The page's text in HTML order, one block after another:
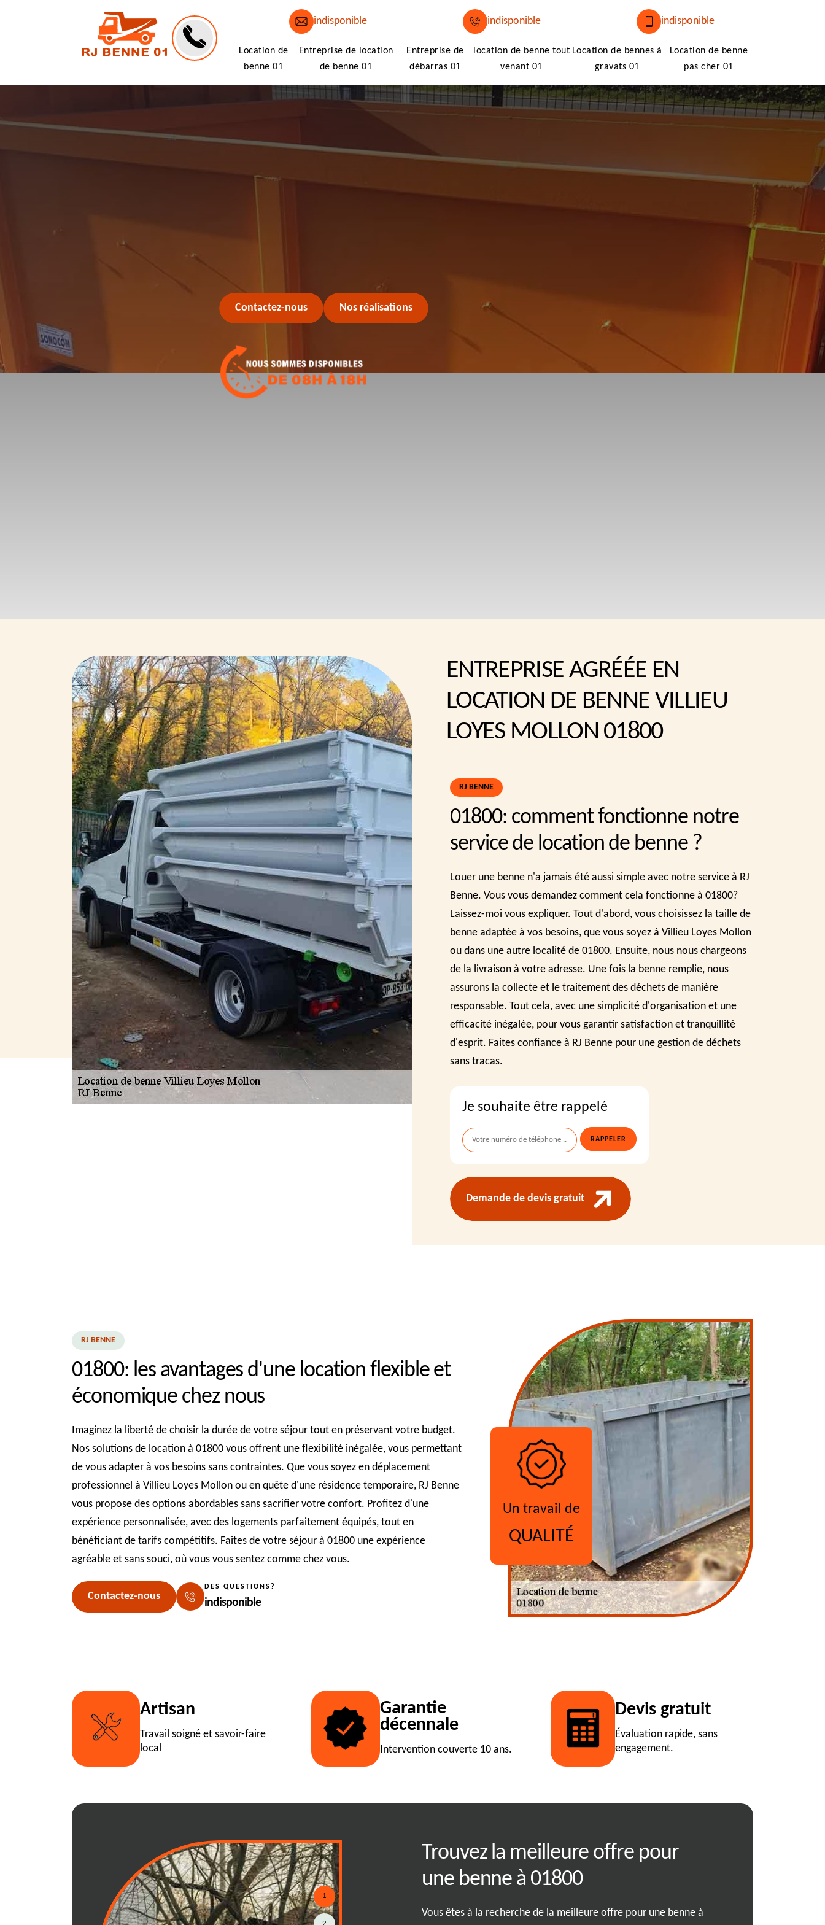
indisponible indisponible indisponible
Location de
benne 01
Entreprise de location
de benne 01
Entreprise de
débarras 01
location de benne tout
venant 01
Location de bennes à
gravats 01
Location de benne
pas cher 01
Contactez-nous Nos réalisations
ENTREPRISE AGRÉÉE EN
LOCATION DE BENNE VILLIEU
LOYES MOLLON 01800
RJ BENNE
01800: comment fonctionne notre
service de location de benne ?
Louer une benne n'a jamais été aussi simple avec notre service à RJ
Benne. Vous vous demandez comment cela fonctionne à 01800?
Laissez-moi vous expliquer. Tout d'abord, vous choisissez la taille de
benne adaptée à vos besoins, que vous soyez à Villieu Loyes Mollon
ou dans une autre localité de 01800. Ensuite, nous nous chargeons
de la livraison à votre adresse. Une fois la benne remplie, nous
assurons la collecte et le traitement des déchets de manière
responsable. Tout cela, avec une simplicité d'organisation et une
efficacité inégalée, pour vous garantir satisfaction et tranquillité
d'esprit. Faites confiance à RJ Benne pour une gestion de déchets
sans tracas.
Je souhaite être rappelé
Demande de devis gratuit
RJ BENNE
01800: les avantages d'une location flexible et
économique chez nous
Imaginez la liberté de choisir la durée de votre séjour tout en préservant votre budget.
Nos solutions de location à 01800 vous offrent une flexibilité inégalée, vous permettant
de vous adapter à vos besoins sans contraintes. Que vous soyez en déplacement
professionnel à Villieu Loyes Mollon ou en quête d'une résidence temporaire, RJ Benne
vous propose des options abordables sans sacrifier votre confort. Profitez d'une
expérience personnalisée, avec des logements parfaitement équipés, tout en
bénéficiant de tarifs compétitifs. Faites de votre séjour à 01800 une expérience
agréable et sans souci, où vous vous sentez comme chez vous.
Contactez-nous
DES QUESTIONS?
indisponible
Un travail de
QUALITÉ
Artisan
Travail soigné et savoir-faire
local
Garantie
décennale
Intervention couverte 10 ans.
Devis gratuit
Évaluation rapide, sans
engagement.
Comment bien louer une benne à
déchets à 01800 ?
Louer une benne à déchets à 01800 peut sembler complexe,
Trouvez la meilleure offre pour
une benne à 01800
Vous êtes à la recherche de la meilleure offre pour une benne à
1